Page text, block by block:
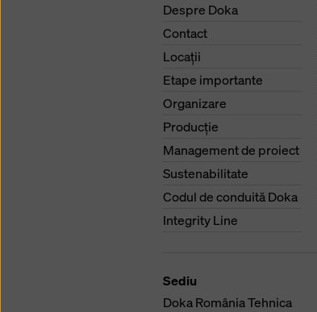
Despre Doka
Contact
Locaţii
Etape importante
Organizare
Producţie
Management de proiect
Sustenabilitate
Codul de conduită Doka
Integrity Line
Sediu
Doka România Tehnica